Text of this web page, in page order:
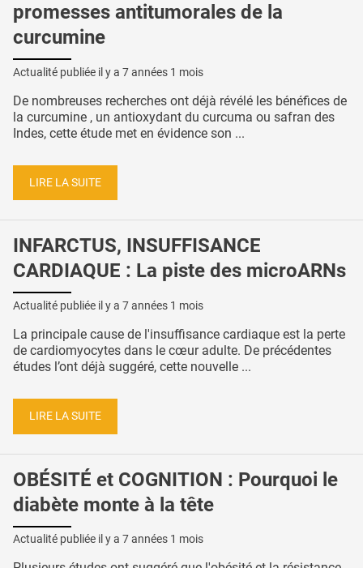
promesses antitumorales de la
curcumine
Actualité publiée il y a 7 années 1 mois
De nombreuses recherches ont déjà révélé les bénéfices de
la curcumine , un antioxydant du curcuma ou safran des
Indes, cette étude met en évidence son ...
LIRE LA SUITE
INFARCTUS, INSUFFISANCE
CARDIAQUE : La piste des microARNs
Actualité publiée il y a 7 années 1 mois
La principale cause de l'insuffisance cardiaque est la perte
de cardiomyocytes dans le cœur adulte. De précédentes
études l’ont déjà suggéré, cette nouvelle ...
LIRE LA SUITE
OBÉSITÉ et COGNITION : Pourquoi le
diabète monte à la tête
Actualité publiée il y a 7 années 1 mois